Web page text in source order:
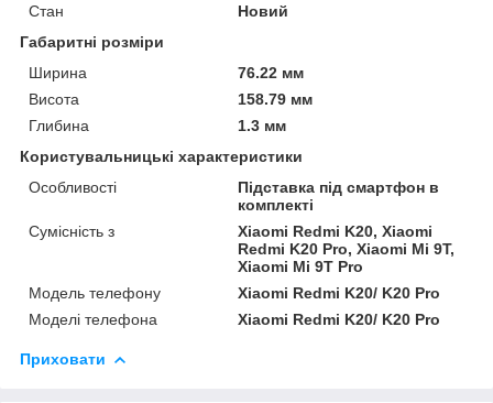
Стан
Новий
Габаритні розміри
Ширина
76.22 мм
Висота
158.79 мм
Глибина
1.3 мм
Користувальницькі характеристики
Особливості
Підставка під смартфон в
комплекті
Сумісність з
Xiaomi Redmi K20, Xiaomi
Redmi K20 Pro, Xiaomi Mi 9T,
Xiaomi Mi 9T Pro
Модель телефону
Xiaomi Redmi K20/ K20 Pro
Моделі телефона
Xiaomi Redmi K20/ K20 Pro
Приховати